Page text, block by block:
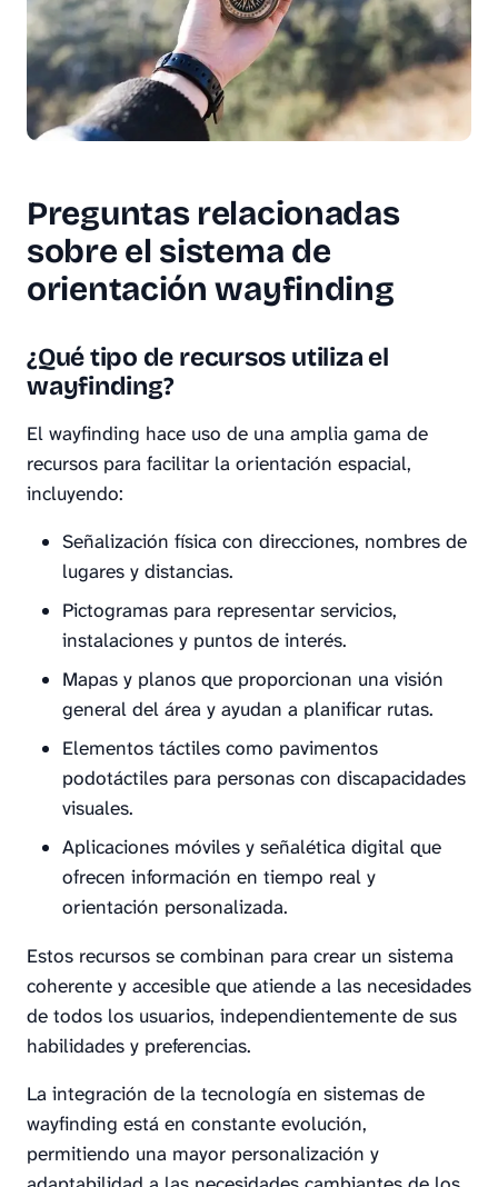
Preguntas relacionadas
sobre el sistema de
orientación wayfinding
¿Qué tipo de recursos utiliza el
wayfinding?
El wayfinding hace uso de una amplia gama de
recursos para facilitar la orientación espacial,
incluyendo:
Señalización física con direcciones, nombres de
lugares y distancias.
Pictogramas para representar servicios,
instalaciones y puntos de interés.
Mapas y planos que proporcionan una visión
general del área y ayudan a planificar rutas.
Elementos táctiles como pavimentos
podotáctiles para personas con discapacidades
visuales.
Aplicaciones móviles y señalética digital que
ofrecen información en tiempo real y
orientación personalizada.
Estos recursos se combinan para crear un sistema
coherente y accesible que atiende a las necesidades
de todos los usuarios, independientemente de sus
habilidades y preferencias.
La integración de la tecnología en sistemas de
wayfinding está en constante evolución,
permitiendo una mayor personalización y